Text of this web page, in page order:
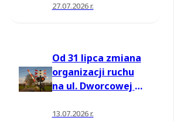
27.07.2026 r.
Od 31 lipca zmiana
organizacji ruchu
na ul. Dworcowej w
13.07.2026 r.